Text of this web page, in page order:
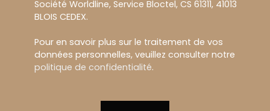
Société Worldline, Service Bloctel, CS 61311, 41013
BLOIS CEDEX.
Pour en savoir plus sur le traitement de vos
données personnelles, veuillez consulter notre
politique de confidentialité.